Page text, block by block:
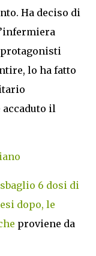
Ha deciso di
protagonisti
lo ha fatto
accaduto il
6 dosi di
dopo, le
proviene da